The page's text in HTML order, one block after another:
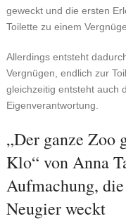
geweckt und die ersten
Toilette zu einem
Allerdings entsteht
Vergnügen, endlich zur
gleichzeitig entsteht auch
Eigenverantwortung.
„Der ganze Zoo
Klo“ von Anna
Aufmachung,
Neugier weckt